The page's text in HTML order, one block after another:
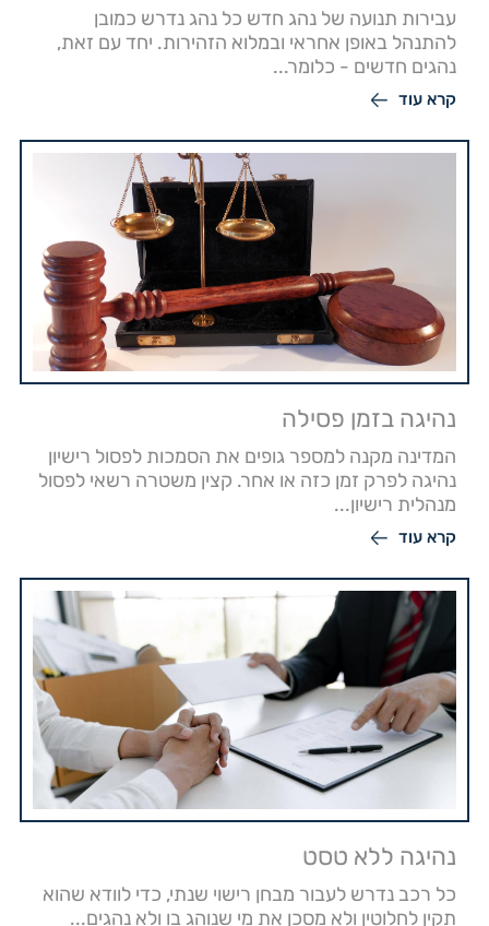
עבירות תנועה של נהג חדש כל נהג נדרש כמובן
להתנהל באופן אחראי ובמלוא הזהירות. יחד עם זאת,
נהגים חדשים - כלומר...
קרא עוד
נהיגה בזמן פסילה
המדינה מקנה למספר גופים את הסמכות לפסול רישיון
נהיגה לפרק זמן כזה או אחר. קצין משטרה רשאי לפסול
מנהלית רישיון...
קרא עוד
נהיגה ללא טסט
כל רכב נדרש לעבור מבחן רישוי שנתי, כדי לוודא שהוא
תקין לחלוטין ולא מסכן את מי שנוהג בו ולא נהגים...